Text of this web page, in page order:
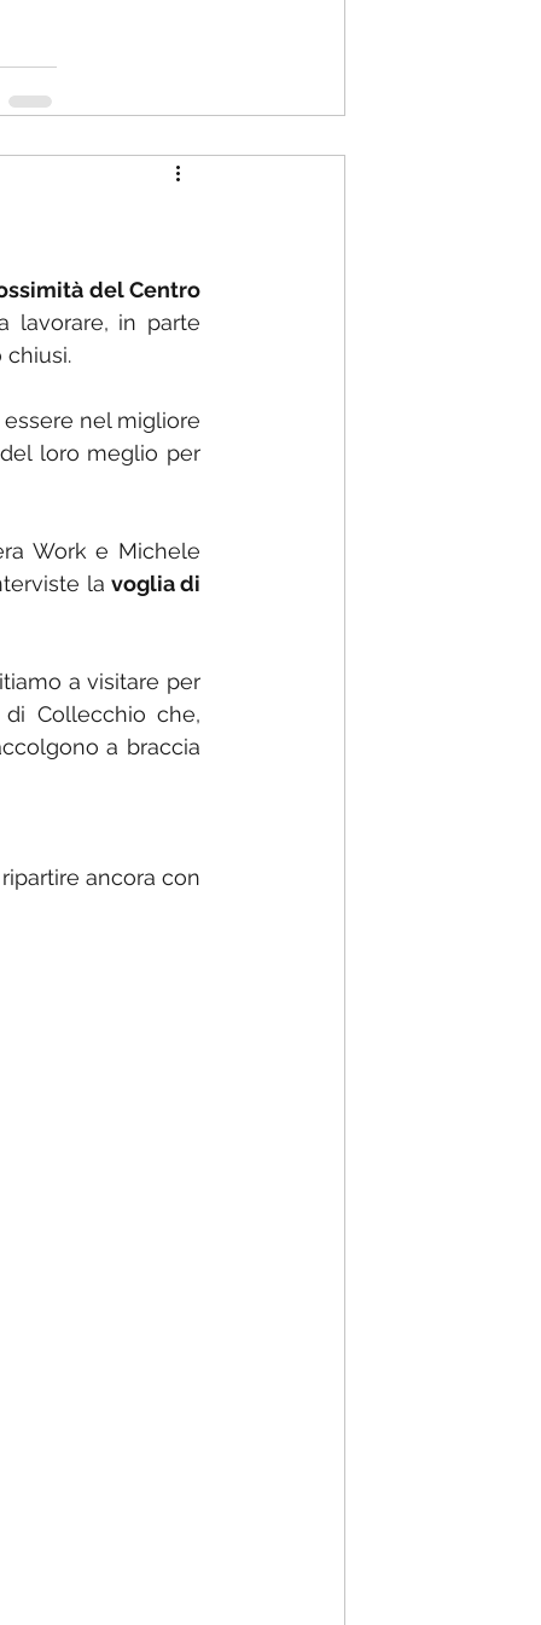
del Centro
lavorare, in parte
chiusi.
nel migliore
loro meglio per
Work e Michele
la voglia di
a visitare per
Collecchio che,
a braccia
ancora con